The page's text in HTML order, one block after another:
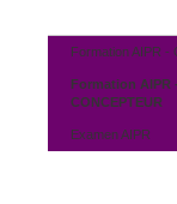
Formation AIPR -
Formation AIPR
CONCEPTEUR
Examen AIPR